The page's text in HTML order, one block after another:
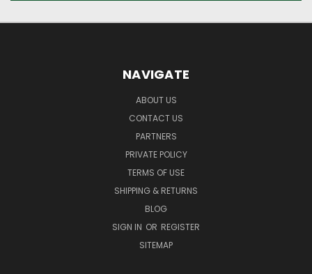
NAVIGATE
ABOUT US
CONTACT US
PARTNERS
PRIVATE POLICY
TERMS OF USE
SHIPPING & RETURNS
BLOG
SIGN IN OR REGISTER
SITEMAP